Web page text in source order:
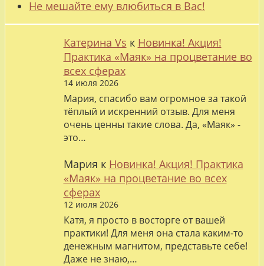
Не мешайте ему влюбиться в Вас!
Катерина Vs к Новинка! Акция!
Практика «Маяк» на процветание во
всех сферах
14 июля 2026
Мария, спасибо вам огромное за такой
тёплый и искренний отзыв. Для меня
очень ценны такие слова. Да, «Маяк» -
это…
Мария к Новинка! Акция! Практика
«Маяк» на процветание во всех
сферах
12 июля 2026
Катя, я просто в восторге от вашей
практики! Для меня она стала каким-то
денежным магнитом, представьте себе!
Даже не знаю,…